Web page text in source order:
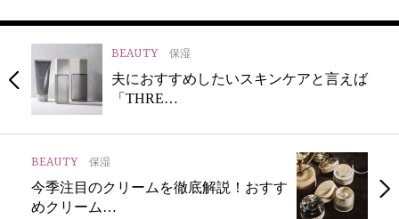
BEAUTY 保湿
夫におすすめしたいスキンケアと言えば
「THRE…
BEAUTY 保湿
今季注目のクリームを徹底解説！おすす
めクリーム…